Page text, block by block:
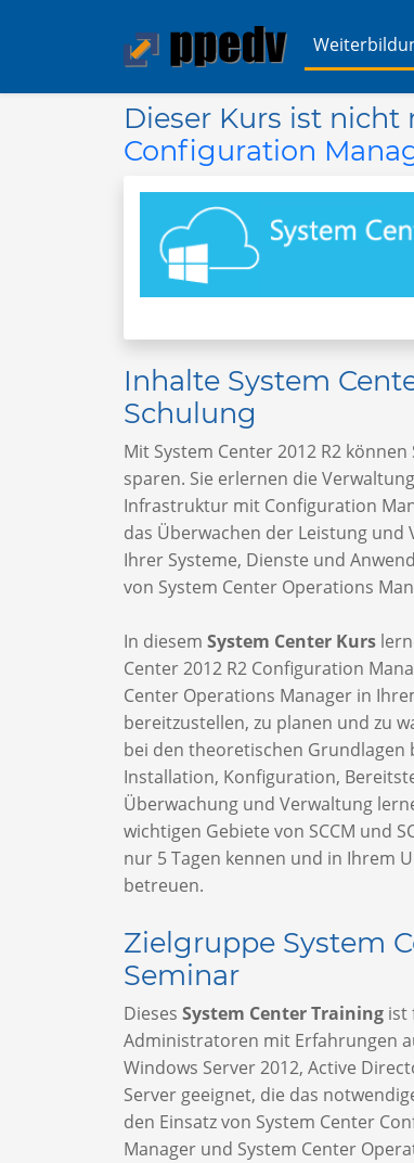
Dieser Kurs ist
Configuration
Inhalte System
Schulung
Mit System Center 2012 R2 können
sparen. Sie erlernen die
Infrastruktur mit Configuration
das Überwachen der Leistung und
Ihrer Systeme, Dienste und
von System Center Operations
In diesem System Center Kurs
Center 2012 R2 Configuration
Center Operations Manager in
bereitzustellen, zu planen und zu
bei den theoretischen Grundlagen
Installation, Konfiguration,
Überwachung und Verwaltung
wichtigen Gebiete von SCCM und
nur 5 Tagen kennen und in Ihrem
betreuen.
Zielgruppe System
Seminar
Dieses System Center Training ist
Administratoren mit Erfahrungen
Windows Server 2012, Active
Server geeignet, die das
den Einsatz von System Center
Manager und System Center